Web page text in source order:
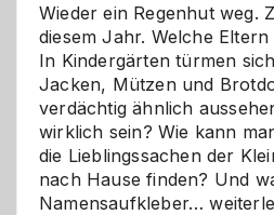
Wieder ein Regenhut weg.
diesem Jahr. Welche
In Kindergärten türmen
Jacken, Mützen und
verdächtig ähnlich
wirklich sein? Wie kann
die Lieblingssachen der
nach Hause finden? Und
Namensaufkleber…